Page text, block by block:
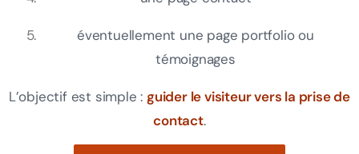
éventuellement une page portfolio ou
témoignages
L’objectif est simple :guider le visiteur vers la prise de
contact.